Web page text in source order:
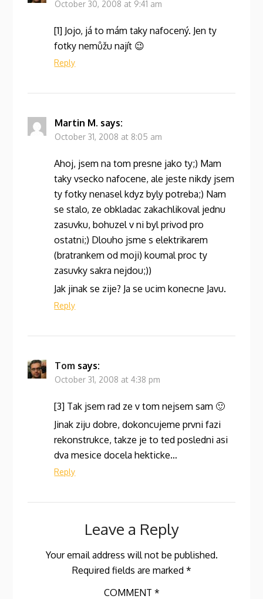
October 30, 2008 at 9:41 am
[1] Jojo, já to mám taky nafocený. Jen ty
fotky nemůžu najít 😉
Reply
Martin M. says:
October 31, 2008 at 8:05 am
Ahoj, jsem na tom presne jako ty;) Mam
taky vsecko nafocene, ale jeste nikdy jsem
ty fotky nenasel kdyz byly potreba;) Nam
se stalo, ze obkladac zakachlikoval jednu
zasuvku, bohuzel v ni byl privod pro
ostatni;) Dlouho jsme s elektrikarem
(bratrankem od moji) koumal proc ty
zasuvky sakra nejdou;))
Jak jinak se zije? Ja se ucim konecne Javu.
Reply
Tom says:
October 31, 2008 at 4:38 pm
[3] Tak jsem rad ze v tom nejsem sam 🙂
Jinak ziju dobre, dokoncujeme prvni fazi
rekonstrukce, takze je to ted posledni asi
dva mesice docela hekticke…
Reply
Leave a Reply
Your email address will not be published.
Required fields are marked *
COMMENT *